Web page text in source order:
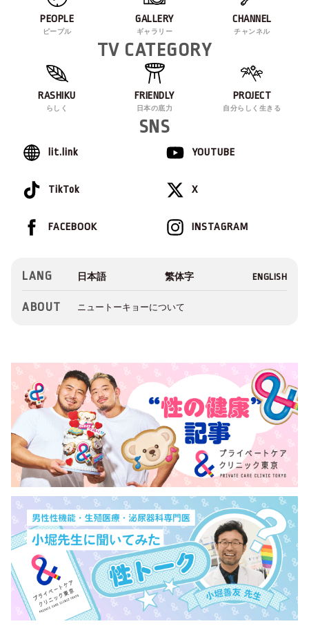
PEOPLE
ピープル
GALLERY
ギャラリー
CHANNEL
チャンネル
TV CATEGORY
RASHIKU
らしく
FRIENDLY
日本の底力
PROJECT
自分らしく生きる
SNS
lit.link YOUTUBE
TikTok X
INSTAGRAM
FACEBOOK
LANG
ABOUT ニュートーキョーについて